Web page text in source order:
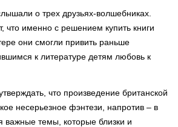
о трех друзьях-волшебниках.
что именно с решением купить книги
они смогли привить раньше
к литературе детям любовь к
что произведение британской
несерьезное фэнтези, напротив – в
темы, которые близки и